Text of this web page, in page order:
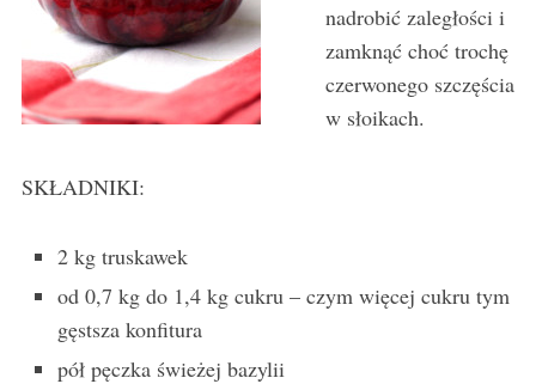
nadrobić zaległości i
zamknąć choć trochę
czerwonego szczęścia
w słoikach.
SKŁADNIKI:
2 kg truskawek
od 0,7 kg do 1,4 kg cukru – czym więcej cukru tym
gęstsza konfitura
pół pęczka świeżej bazylii